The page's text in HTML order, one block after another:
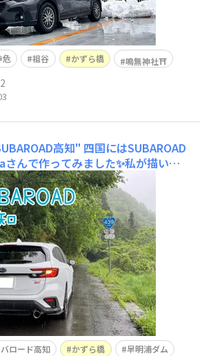
危 祖谷 かずら橋 鳴無神社⛩️
高知" 四国にはSUBAROAD
んで作ってみました✨私が描いた
んのアイキャチ)を原案に高知を知
が、酷道439を走りつつ危ない箇所
スプランを立ててくれました。 ha
高知"出発
バロード高知 かずら橋
早明浦ダム